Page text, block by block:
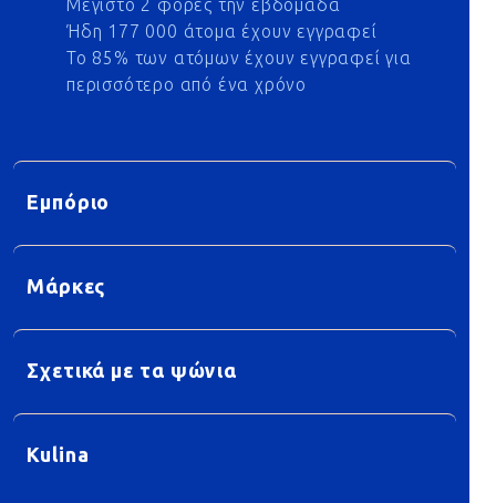
Μέγιστο 2 φορές την εβδομάδα
Ήδη 177 000 άτομα έχουν εγγραφεί
Το 85% των ατόμων έχουν εγγραφεί για
περισσότερο από ένα χρόνο
Εμπόριο
Μάρκες
Σχετικά με τα ψώνια
Kulina